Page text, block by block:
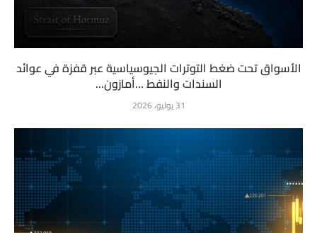
الأسواق تحت ضغط التوترات الجيوسياسية عبر قفزة في عوائد
السندات والنفط …أمازون...
31 يوليو، 2026